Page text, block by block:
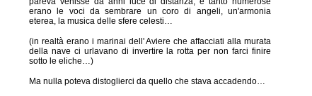
erano le voci da sembrare un coro di angeli, un'armonia
eterea, la musica delle sfere celesti…
(in realtà erano i marinai dell' Aviere che affacciati alla murata
della nave ci urlavano di invertire la rotta per non farci finire
sotto le eliche…)
Ma nulla poteva distoglierci da quello che stava accadendo…